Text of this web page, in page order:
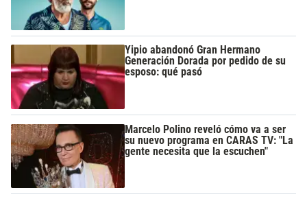
Yipio abandonó Gran Hermano
Generación Dorada por pedido de su
esposo: qué pasó
Marcelo Polino reveló cómo va a ser
su nuevo programa en CARAS TV: "La
gente necesita que la escuchen"